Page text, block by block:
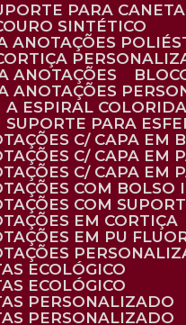
PARA
SINTÉTICO
ANOTAÇÕES
ANOTAÇÕES
ANOTAÇÕES
A ESPIRAL COLORIDA
SUPORTE PARA
C/ CAPA EM
C/ CAPA EM
C/ CAPA EM
COM
COM
EM CORTIÇA
EM PU
ECOLÓGICO
ECOLÓGICO
PERSONALIZADO
PERSONALIZADO